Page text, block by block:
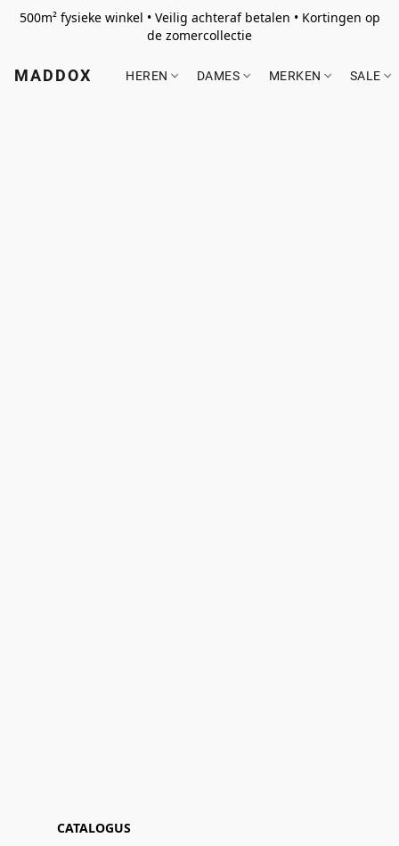
500m² fysieke winkel • Veilig achteraf betalen • Kortingen op
de zomercollectie
MADDOX HEREN DAMES MERKEN SALE
CATALOGUS